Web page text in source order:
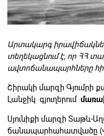
Արտակարգ
տեղեկացնում է, որ ՀՀ
ավտոճանապարհները
Շիրակի մարզի Գյումրի
Լանջիկ գյուղերում
Սյունիքի մարզի Տաթև-
ճանապարհահատվածը